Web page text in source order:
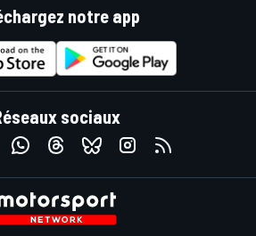
notre app
sociaux